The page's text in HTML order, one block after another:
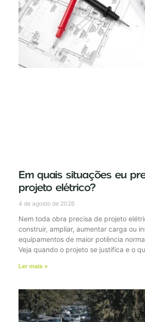
Em quais situações eu
projeto elétrico?
4 de agosto de 2026
Nem toda obra precisa de projeto
construir, ampliar, aumentar carga ou
equipamentos de maior potência
Veja quando o projeto se justifica e o
Ler mais »